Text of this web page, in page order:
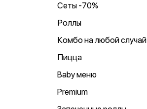
Сеты -70%
Роллы
Комбо на любой случай
Пицца
Baby меню
Premium